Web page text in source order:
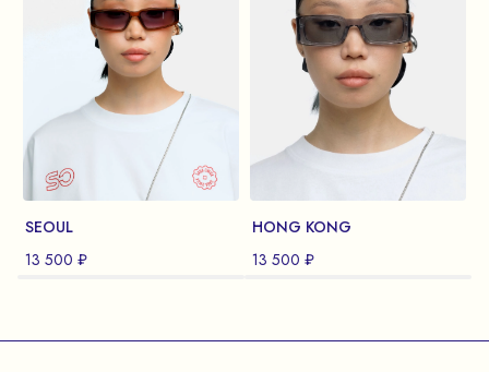
SEOUL
13 500 ₽
HONG KONG
13 500 ₽